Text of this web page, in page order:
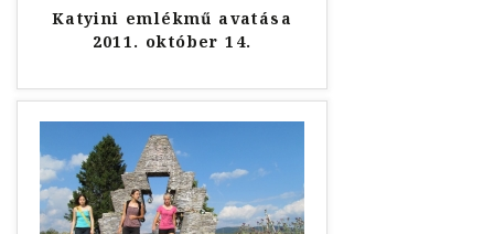
Katyini emlékmű avatása
2011. október 14.